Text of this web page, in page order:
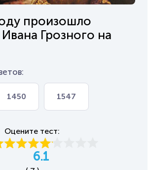
произошло
Грозного на
1450 1547
Оцените тест:
6.1